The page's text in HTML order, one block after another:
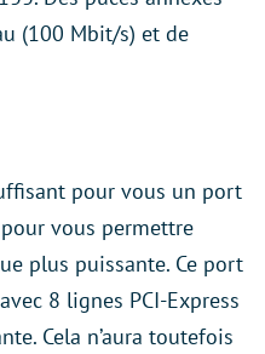
(100 Mbit/s) et de
pour vous un port
vous permettre
plus puissante. Ce port
8 lignes PCI-Express
Cela n’aura toutefois